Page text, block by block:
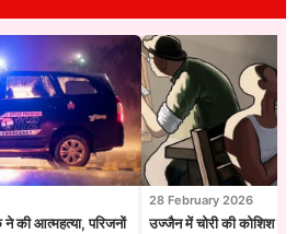
की आत्महत्या, परिजनों
28 February 2026
उज्जैन में चोरी की कोशिश